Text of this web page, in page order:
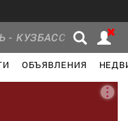
- КУЗБАСС
ОБЪЯВЛЕНИЯ
Новости